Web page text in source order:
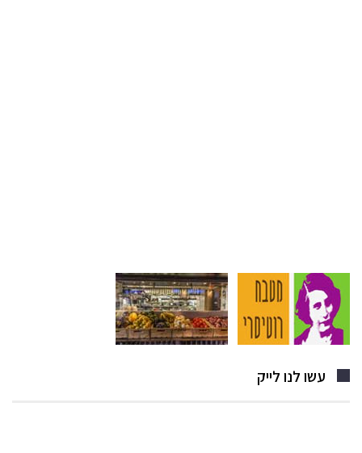
עשו לנו לייק